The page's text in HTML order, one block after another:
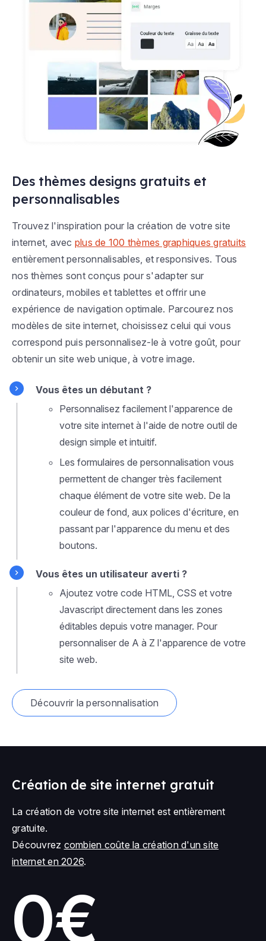
Des thèmes designs gratuits et
personnalisables
Trouvez l'inspiration pour la création de votre site
internet, avec plus de 100 thèmes graphiques gratuits
entièrement personnalisables, et responsives. Tous
nos thèmes sont conçus pour s'adapter sur
ordinateurs, mobiles et tablettes et offrir une
expérience de navigation optimale. Parcourez nos
modèles de site internet, choisissez celui qui vous
correspond puis personnalisez-le à votre goût, pour
obtenir un site web unique, à votre image.
Vous êtes un débutant ?
Personnalisez facilement l'apparence de
votre site internet à l'aide de notre outil de
design simple et intuitif.
Les formulaires de personnalisation vous
permettent de changer très facilement
chaque élément de votre site web. De la
couleur de fond, aux polices d'écriture, en
passant par l'apparence du menu et des
boutons.
Vous êtes un utilisateur averti ?
Ajoutez votre code HTML, CSS et votre
Javascript directement dans les zones
éditables depuis votre manager. Pour
personnaliser de A à Z l'apparence de votre
site web.
Découvrir la personnalisation
Création de site internet gratuit
La création de votre site internet est entièrement
gratuite.
Découvrez combien coûte la création d'un site
internet en 2026.
0€